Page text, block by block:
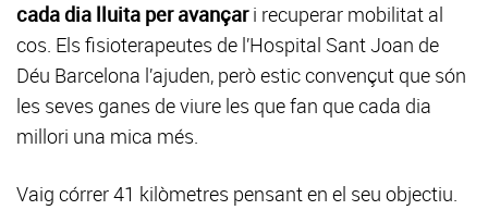
cada dia lluita per avançari recuperar mobilitat al
cos. Els fisioterapeutes de l’Hospital Sant Joan de
Déu Barcelona l’ajuden, però estic convençut que són
les seves ganes de viure les que fan que cada dia
millori una mica més.
Vaig córrer 41 kilòmetres pensant en el seu objectiu.